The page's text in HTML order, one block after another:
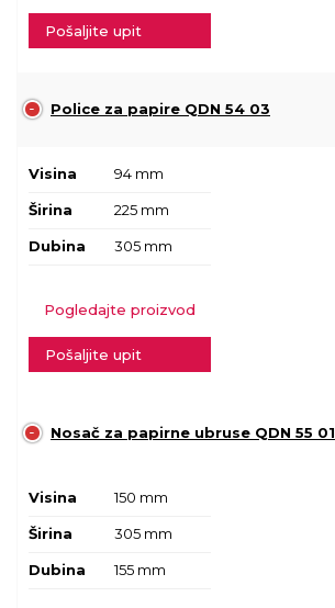
Pošaljite upit
Police za papire QDN 54 03
Visina 94 mm
Širina 225 mm
Dubina 305 mm
Pogledajte proizvod
Pošaljite upit
Nosač za papirne ubruse QDN 55 01
Visina 150 mm
Širina 305 mm
Dubina 155 mm